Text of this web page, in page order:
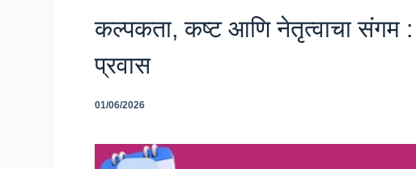
कल्पकता, कष्ट आणि नेतृत्वाचा संगम :
प्रवास
01/06/2026